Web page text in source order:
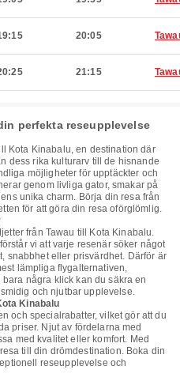
20:05
21:15
perfekta reseupplevelse
Kota Kinabalu, en destination där
dess rika kulturarv till de hisnande
möjligheter för upptäckter och
genom livliga gator, smakar på
unika charm. Börja din resa från
för att göra din resa oförglömlig.
från Tawau till Kota Kinabalu.
vi att varje resenär söker något
snabbhet eller prisvärdhet. Därför är
lämpliga flygalternativen,
några klick kan du säkra en
och njutbar upplevelse.
Kinabalu
och specialrabatter, vilket gör att du
priser. Njut av fördelarna med
med kvalitet eller komfort. Med
till din drömdestination. Boka din
reseupplevelse och